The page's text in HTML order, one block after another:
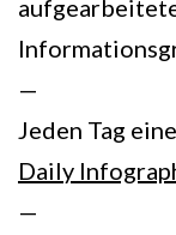
—
Jeden Tag
Daily
—